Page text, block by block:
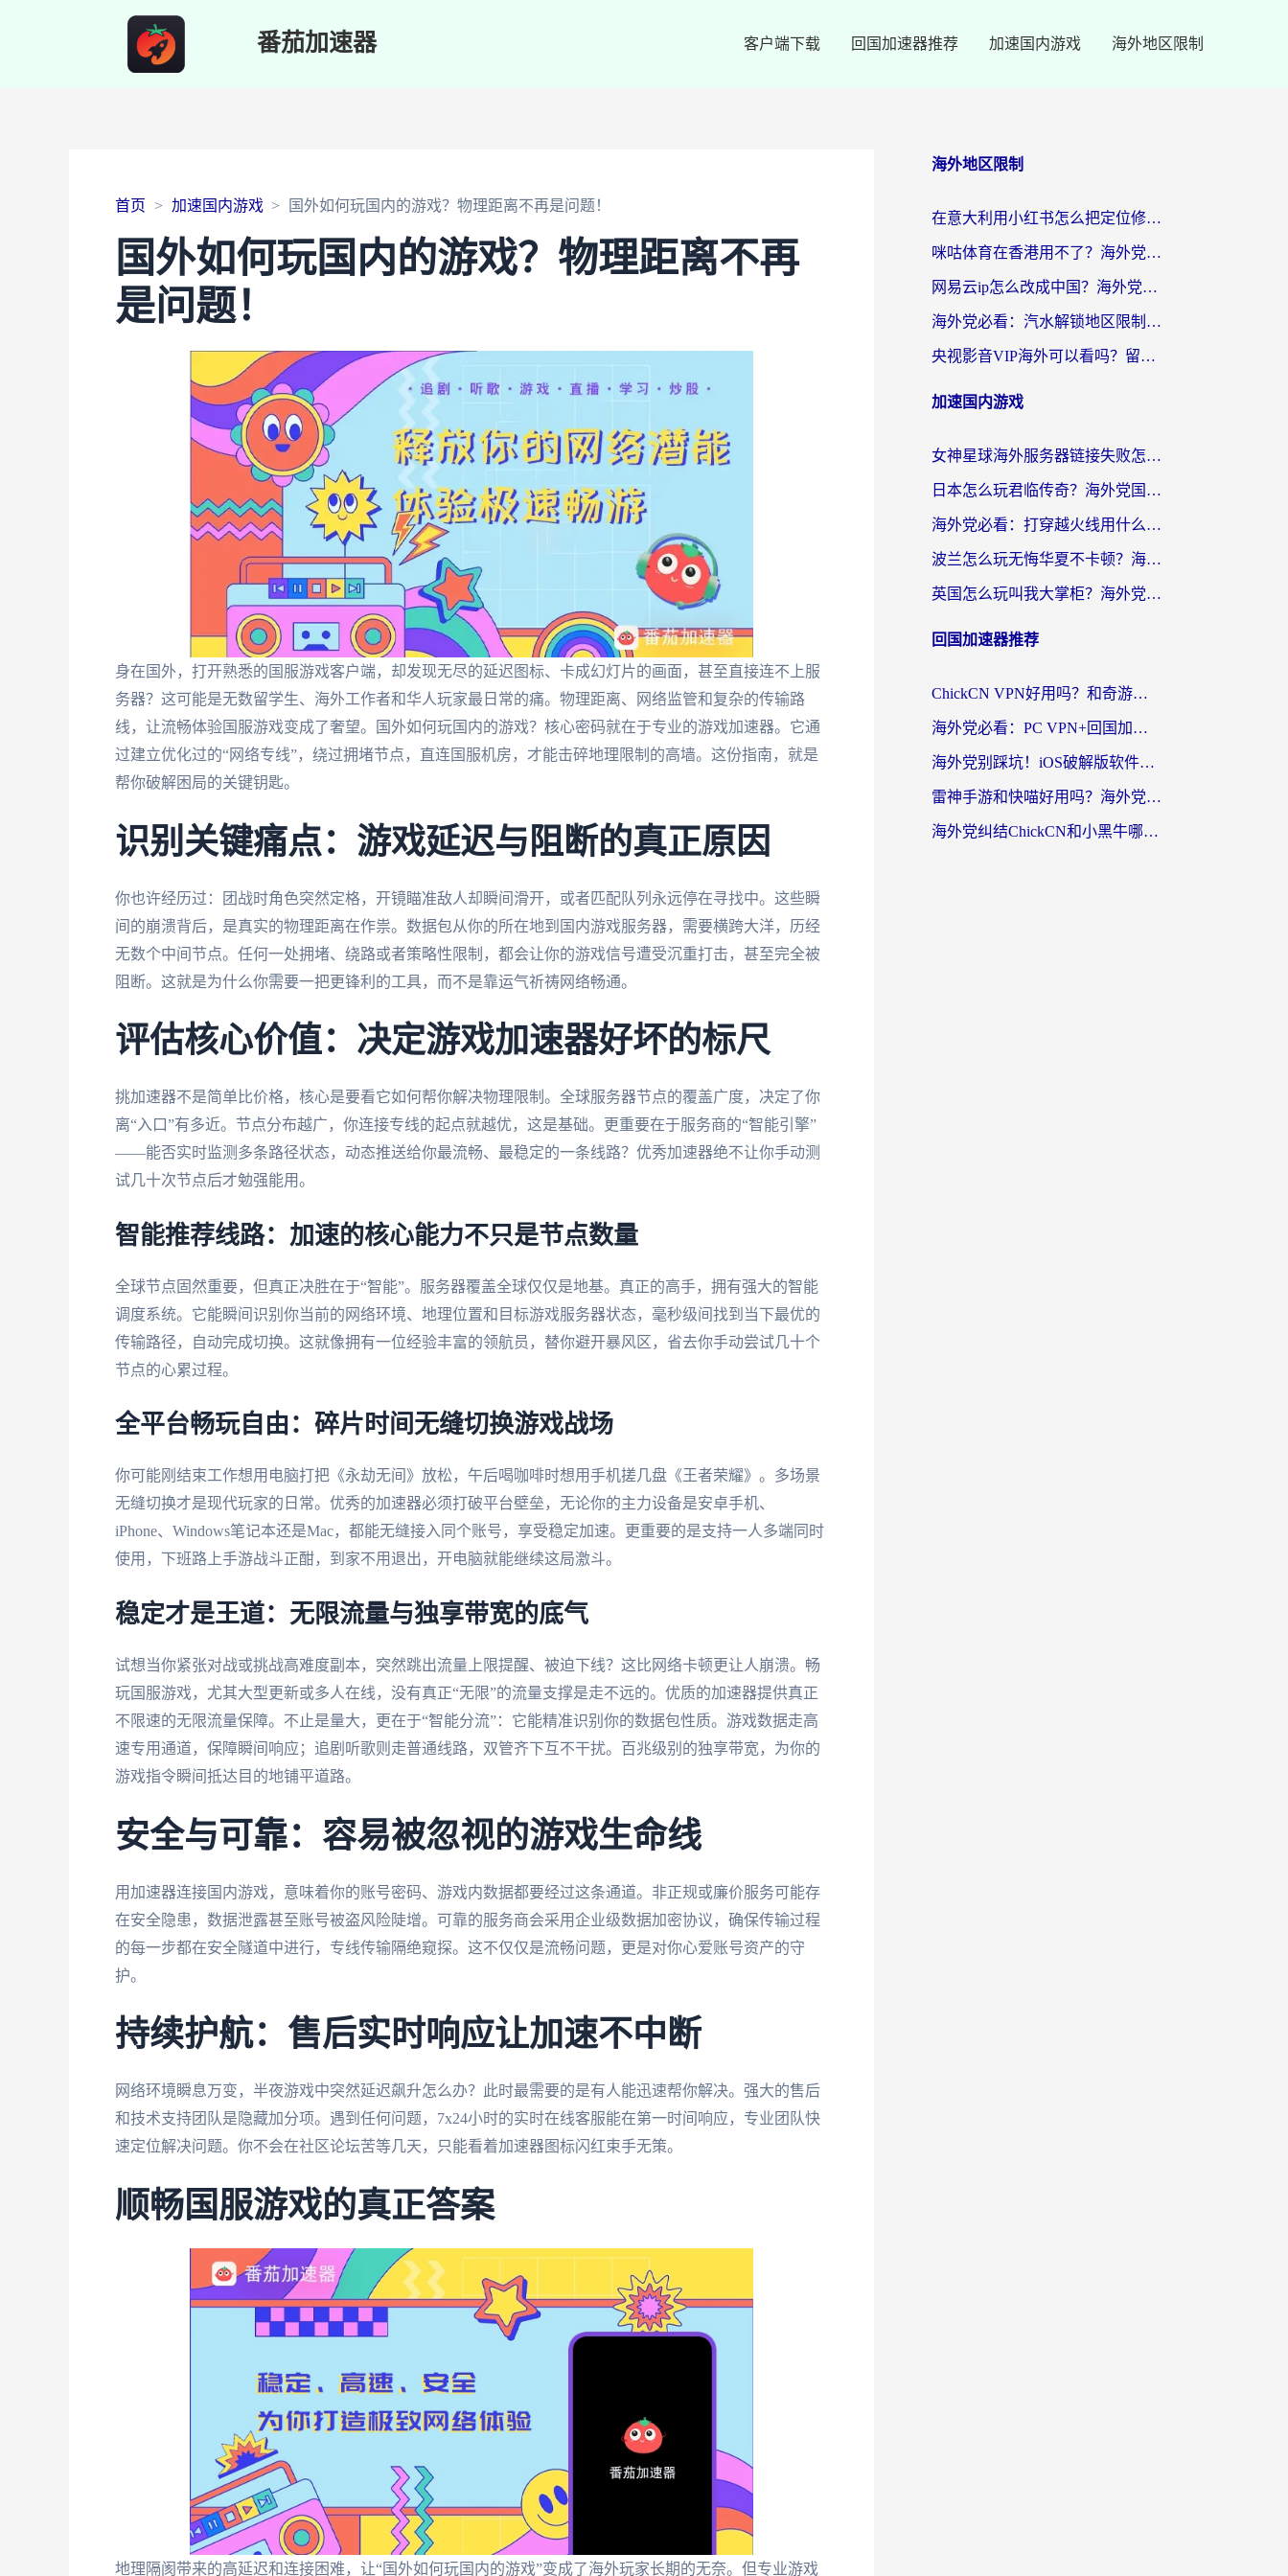
番茄加速器 客户端下载 回国加速器推荐 加速国内游戏 海外地区限制
首页 加速国内游戏 国外如何玩国内的游戏？物理距离不再是问题！
国外如何玩国内的游戏？物理距离不再
是问题！
身在国外，打开熟悉的国服游戏客户端，却发现无尽的延迟图标、卡成幻灯片的画面，甚至直接连不上服
务器？这可能是无数留学生、海外工作者和华人玩家最日常的痛。物理距离、网络监管和复杂的传输路
线，让流畅体验国服游戏变成了奢望。国外如何玩国内的游戏？核心密码就在于专业的游戏加速器。它通
过建立优化过的“网络专线”，绕过拥堵节点，直连国服机房，才能击碎地理限制的高墙。这份指南，就是
帮你破解困局的关键钥匙。
识别关键痛点：游戏延迟与阻断的真正原因
你也许经历过：团战时角色突然定格，开镜瞄准敌人却瞬间滑开，或者匹配队列永远停在寻找中。这些瞬
间的崩溃背后，是真实的物理距离在作祟。数据包从你的所在地到国内游戏服务器，需要横跨大洋，历经
无数个中间节点。任何一处拥堵、绕路或者策略性限制，都会让你的游戏信号遭受沉重打击，甚至完全被
阻断。这就是为什么你需要一把更锋利的工具，而不是靠运气祈祷网络畅通。
评估核心价值：决定游戏加速器好坏的标尺
挑加速器不是简单比价格，核心是要看它如何帮你解决物理限制。全球服务器节点的覆盖广度，决定了你
离“入口”有多近。节点分布越广，你连接专线的起点就越优，这是基础。更重要在于服务商的“智能引擎”
——能否实时监测多条路径状态，动态推送给你最流畅、最稳定的一条线路？优秀加速器绝不让你手动测
试几十次节点后才勉强能用。
智能推荐线路：加速的核心能力不只是节点数量
全球节点固然重要，但真正决胜在于“智能”。服务器覆盖全球仅仅是地基。真正的高手，拥有强大的智能
调度系统。它能瞬间识别你当前的网络环境、地理位置和目标游戏服务器状态，毫秒级间找到当下最优的
传输路径，自动完成切换。这就像拥有一位经验丰富的领航员，替你避开暴风区，省去你手动尝试几十个
节点的心累过程。
全平台畅玩自由：碎片时间无缝切换游戏战场
你可能刚结束工作想用电脑打把《永劫无间》放松，午后喝咖啡时想用手机搓几盘《王者荣耀》。多场景
无缝切换才是现代玩家的日常。优秀的加速器必须打破平台壁垒，无论你的主力设备是安卓手机、
iPhone、Windows笔记本还是Mac，都能无缝接入同个账号，享受稳定加速。更重要的是支持一人多端同时
使用，下班路上手游战斗正酣，到家不用退出，开电脑就能继续这局激斗。
稳定才是王道：无限流量与独享带宽的底气
试想当你紧张对战或挑战高难度副本，突然跳出流量上限提醒、被迫下线？这比网络卡顿更让人崩溃。畅
玩国服游戏，尤其大型更新或多人在线，没有真正“无限”的流量支撑是走不远的。优质的加速器提供真正
不限速的无限流量保障。不止是量大，更在于“智能分流”：它能精准识别你的数据包性质。游戏数据走高
速专用通道，保障瞬间响应；追剧听歌则走普通线路，双管齐下互不干扰。百兆级别的独享带宽，为你的
游戏指令瞬间抵达目的地铺平道路。
安全与可靠：容易被忽视的游戏生命线
用加速器连接国内游戏，意味着你的账号密码、游戏内数据都要经过这条通道。非正规或廉价服务可能存
在安全隐患，数据泄露甚至账号被盗风险陡增。可靠的服务商会采用企业级数据加密协议，确保传输过程
的每一步都在安全隧道中进行，专线传输隔绝窥探。这不仅仅是流畅问题，更是对你心爱账号资产的守
护。
持续护航：售后实时响应让加速不中断
网络环境瞬息万变，半夜游戏中突然延迟飙升怎么办？此时最需要的是有人能迅速帮你解决。强大的售后
和技术支持团队是隐藏加分项。遇到任何问题，7x24小时的实时在线客服能在第一时间响应，专业团队快
速定位解决问题。你不会在社区论坛苦等几天，只能看着加速器图标闪红束手无策。
顺畅国服游戏的真正答案
地理隔阂带来的高延迟和连接困难，让“国外如何玩国内的游戏”变成了海外玩家长期的无奈。但专业游戏
海外地区限制
在意大利用小红书怎么把定位修改到中国国内？3个实用技巧+1个靠谱工具帮你搞定
咪咕体育在香港用不了？海外党必看的回国加速器选择指南（附3个真实场景解决方案）
网易云ip怎么改成中国？海外党听音乐听书的无痛解决方案
海外党必看：汽水解锁地区限制怎么解除？3招解决国内影音&生活服务难题
央视影音VIP海外可以看吗？留学生亲测有效的回国加速器选择指南
加速国内游戏
女神星球海外服务器链接失败怎么解决？海外党国服游戏加速避坑指南
日本怎么玩君临传奇？海外党国服游戏加速避坑指南（附菲律宾欧洲玩家实测）
海外党必看：打穿越火线用什么加速器？解决延迟卡顿，还能玩奇妙拼图世界和第五人格
波兰怎么玩无悔华夏不卡顿？海外国服游戏加速器终极指南（附征途2萤火突击解决方案）
英国怎么玩叫我大掌柜？海外党国服游戏加速避坑指南（附实测推荐）
回国加速器推荐
ChickCN VPN好用吗？和奇游手游VPN对比哪个回国效果更好？海外党亲测实用指南
海外党必看：PC VPN+回国加速器怎么选？无缝访问国内资源全攻略
海外党别踩坑！iOS破解版软件不可靠？教你选对回国加速器无缝看国内资源
雷神手游和快喵好用吗？海外党亲测5款回国加速器，附斧牛Bling对比+微信视频号解决办法
海外党纠结ChickCN和小黑牛哪个好？一篇帮你选对回国加速器的实用指南